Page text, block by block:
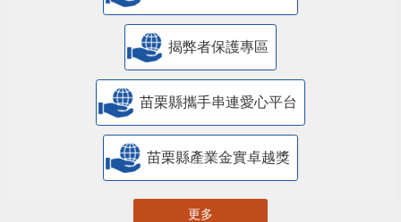
揭弊者保護專區
苗栗縣攜手串連愛心平台
苗栗縣產業金實卓越獎
更多